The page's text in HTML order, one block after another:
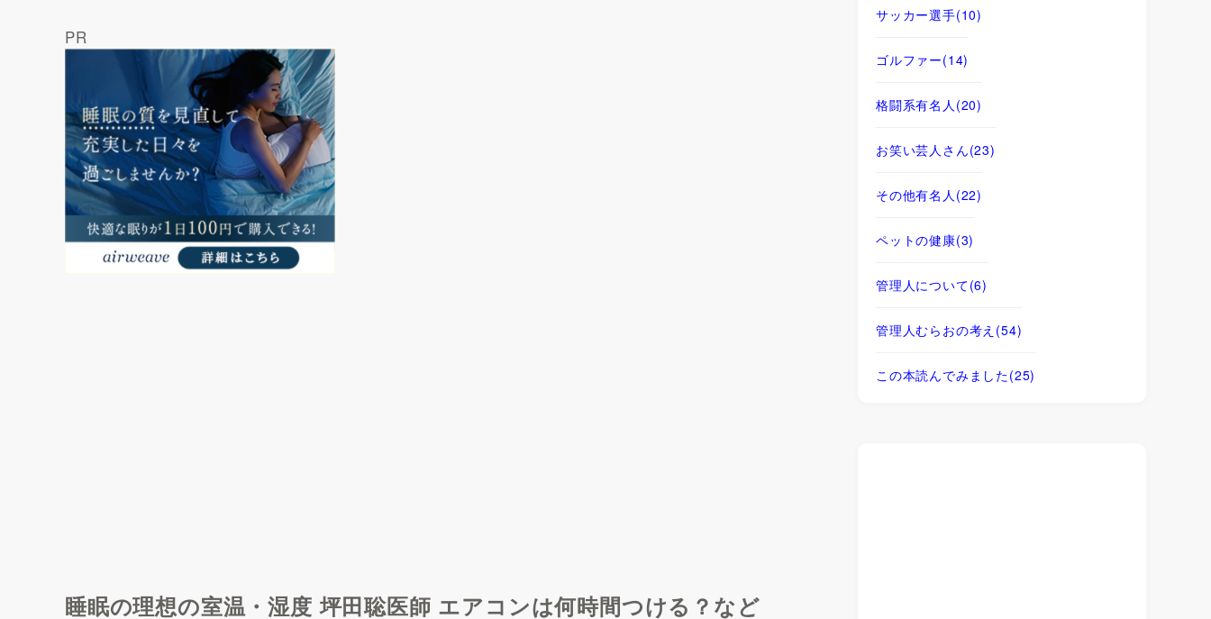
PR
睡眠の理想の室温・湿度 坪田聡医師 エアコンは何時間つける？など
サッカー選手(10)
ゴルファー(14)
格闘系有名人 (20)
お笑い芸人さん(23)
その他有名人 (22)
ペットの健康(3)
管理人について(6)
管理人むらおの考え (54)
この本読んでみました(25)